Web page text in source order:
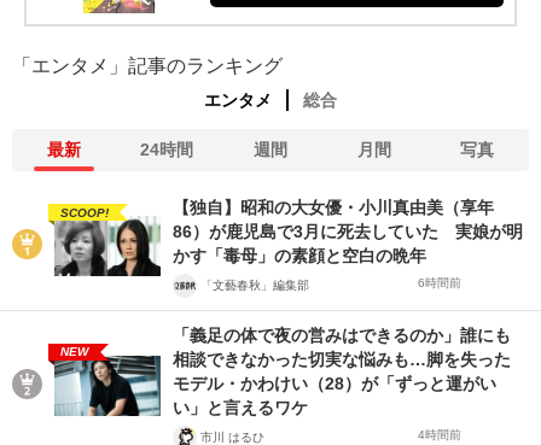
「エンタメ」記事のランキング
エンタメ 総合
最新 24時間 週間 月間 写真
SCOOP!
【独自】昭和の大女優・小川真由美（享年
86）が鹿児島で3月に死去していた 実娘が明
かす「毒母」の素顔と空白の晩年
「文藝春秋」編集部 6時間前
NEW
「義足の体で夜の営みはできるのか」誰にも
相談できなかった切実な悩みも…脚を失った
モデル・かわけい（28）が「ずっと運がい
い」と言えるワケ
市川 はるひ 4時間前